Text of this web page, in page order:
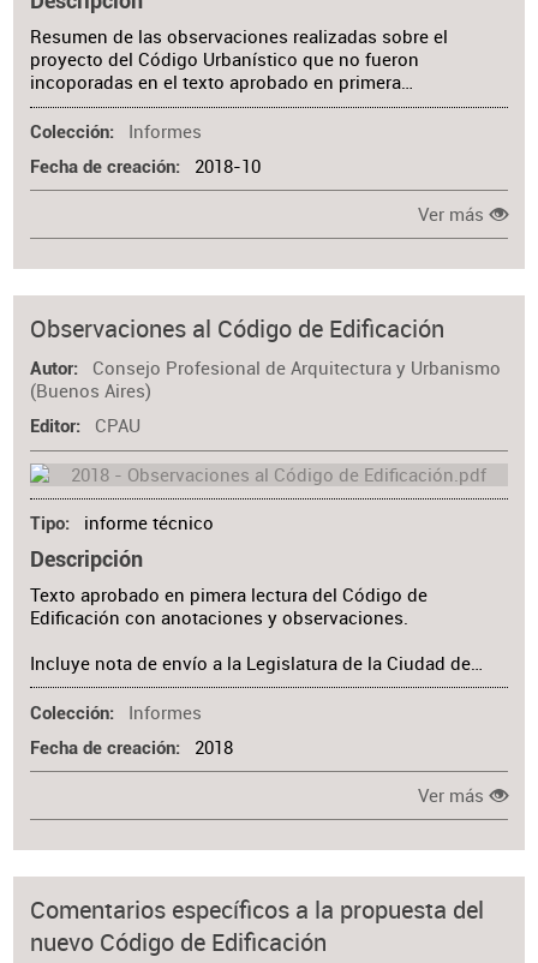
Resumen de las observaciones realizadas sobre el
proyecto del Código Urbanístico que no fueron
incoporadas en el texto aprobado en primera…
Colección Informes
Fecha de creación 2018-10
Ver más
Observaciones al Código de Edificación
Autor
Consejo Profesional de Arquitectura y Urbanismo
(Buenos Aires)
Editor CPAU
Tipo informe técnico
Descripción
Texto aprobado en pimera lectura del Código de
Edificación con anotaciones y observaciones.
Incluye nota de envío a la Legislatura de la Ciudad de…
Colección Informes
Fecha de creación 2018
Ver más
Comentarios específicos a la propuesta del
nuevo Código de Edificación